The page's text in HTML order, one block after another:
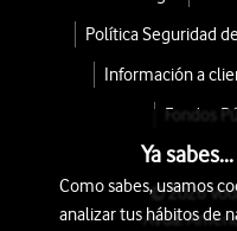
Política Seguridad
Información a
Fondos
© 2026
Avda.
Ya
Como sabes, usamos
analizar tus hábitos de